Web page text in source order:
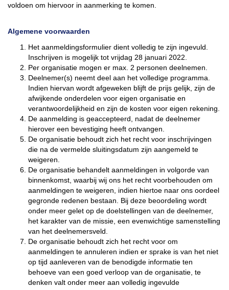
voldoen om hiervoor in aanmerking te komen.
Algemene voorwaarden
Het aanmeldingsformulier dient volledig te zijn ingevuld.
Inschrijven is mogelijk tot vrijdag 28 januari 2022.
Per organisatie mogen er max. 2 personen deelnemen.
Deelnemer(s) neemt deel aan het volledige programma.
Indien hiervan wordt afgeweken blijft de prijs gelijk, zijn de
afwijkende onderdelen voor eigen organisatie en
verantwoordelijkheid en zijn de kosten voor eigen rekening.
De aanmelding is geaccepteerd, nadat de deelnemer
hierover een bevestiging heeft ontvangen.
De organisatie behoudt zich het recht voor inschrijvingen
die na de vermelde sluitingsdatum zijn aangemeld te
weigeren.
De organisatie behandelt aanmeldingen in volgorde van
binnenkomst, waarbij wij ons het recht voorbehouden om
aanmeldingen te weigeren, indien hiertoe naar ons oordeel
gegronde redenen bestaan. Bij deze beoordeling wordt
onder meer gelet op de doelstellingen van de deelnemer,
het karakter van de missie, een evenwichtige samenstelling
van het deelnemersveld.
De organisatie behoudt zich het recht voor om
aanmeldingen te annuleren indien er sprake is van het niet
op tijd aanleveren van de benodigde informatie ten
behoeve van een goed verloop van de organisatie, te
denken valt onder meer aan volledig ingevulde